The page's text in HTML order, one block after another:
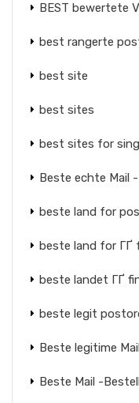
BEST bewertete
best rangerte
best site
best sites
best sites for
Beste echte Mail
beste land for
beste land for ГҐ
beste landet ГҐ
beste legit
Beste legitime
Beste Mail -